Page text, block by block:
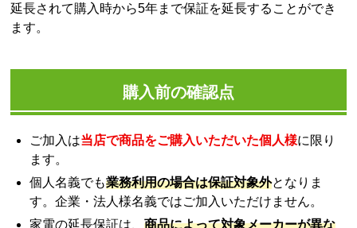
延長されて購入時から5年まで保証を延長することができ
ます。
購入前の確認点
ご加入は当店で商品をご購入いただいた個人様に限り
ます。
個人名義でも業務利用の場合は保証対象外となりま
す。企業・法人様名義ではご加入いただけません。
家電の延長保証は、商品によって対象メーカーが異な